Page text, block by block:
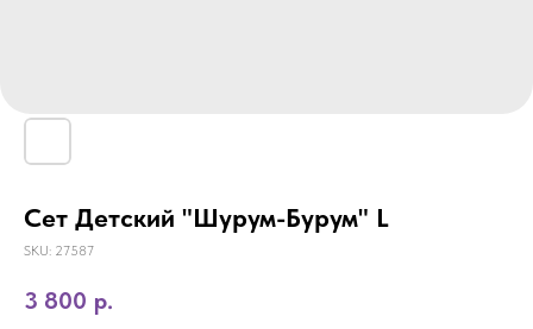
Сет Детский "Шурум-Бурум" L
SKU: 27587
3 800 р.